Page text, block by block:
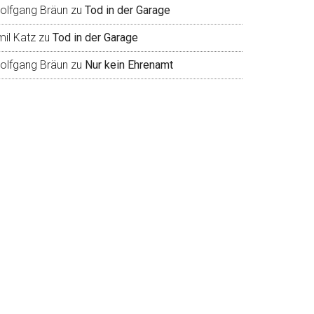
Bräun zu Tod in der Garage
Katz zu Tod in der Garage
Bräun zu Nur kein Ehrenamt